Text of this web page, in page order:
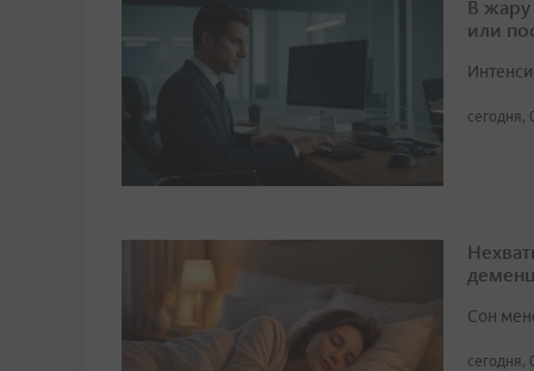
В жару
или
сегодня,
Сон
сегодня,